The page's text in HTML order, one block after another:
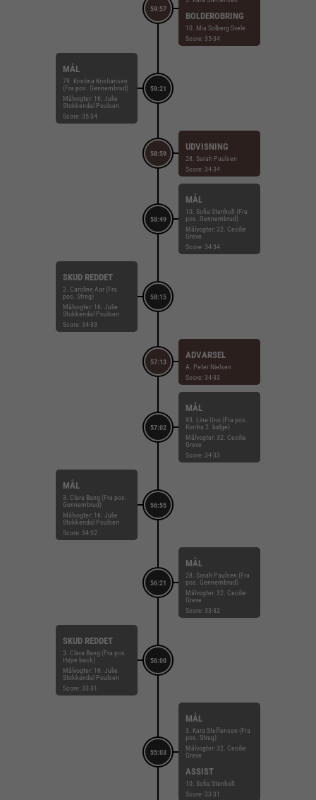
59:57
BOLDEROBRING
10. Mia Solberg Svele
Score: 35-34
59:21
MÅL
79. Kristina Kristiansen
(Fra pos. Gennembrud)
Målvogter: 16. Julie
Stokkendal Poulsen
Score: 35-34
58:59
UDVISNING
28. Sarah Paulsen
Score: 34-34
58:49
MÅL
10. Sofia Stenholt (Fra
pos. Gennembrud)
Målvogter: 32. Cecilie
Greve
Score: 34-34
58:15
SKUD REDDET
2. Caroline Aar (Fra
pos. Streg)
Målvogter: 16. Julie
Stokkendal Poulsen
Score: 34-33
57:13
ADVARSEL
A. Peter Nielsen
Score: 34-33
57:02
MÅL
93. Line Uno (Fra pos.
Kontra 2. bølge)
Målvogter: 32. Cecilie
Greve
Score: 34-33
56:55
MÅL
3. Clara Bang (Fra pos.
Gennembrud)
Målvogter: 16. Julie
Stokkendal Poulsen
Score: 34-32
56:21
MÅL
28. Sarah Paulsen (Fra
pos. Gennembrud)
Målvogter: 32. Cecilie
Greve
Score: 33-32
56:00
SKUD REDDET
3. Clara Bang (Fra pos.
Højre back)
Målvogter: 16. Julie
Stokkendal Poulsen
Score: 33-31
55:03
MÅL
3. Kara Steffensen (Fra
pos. Streg)
Målvogter: 32. Cecilie
Greve
ASSIST
10. Sofia Stenholt
Score: 33-31